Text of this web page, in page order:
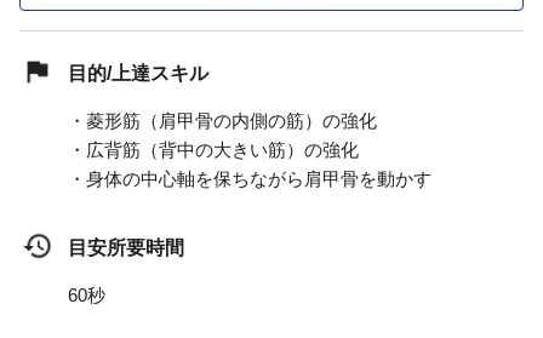
目的/上達スキル
・菱形筋（肩甲骨の内側の筋）の強化
・広背筋（背中の大きい筋）の強化
・身体の中心軸を保ちながら肩甲骨を動かす
目安所要時間
60秒